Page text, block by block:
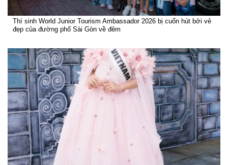
Thí sinh World Junior Tourism Ambassador 2026 bị cuốn hút bởi vẻ
đẹp của đường phố Sài Gòn về đêm